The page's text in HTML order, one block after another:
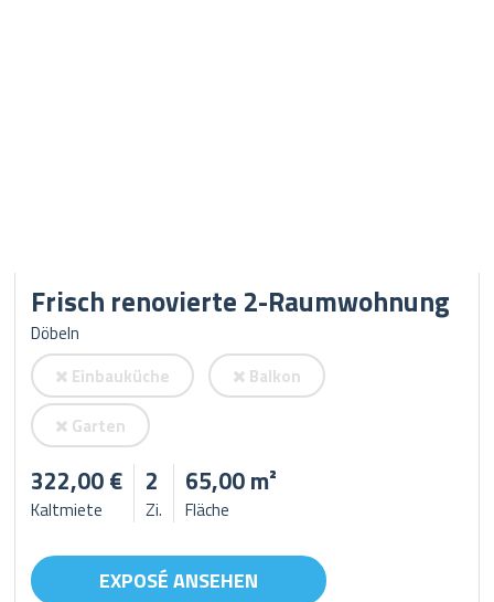
Frisch renovierte 2-Raumwohnung
Döbeln
Einbauküche
Balkon
Garten
322,00 €
Kaltmiete
2
Zi.
65,00 m²
Fläche
EXPOSÉ ANSEHEN